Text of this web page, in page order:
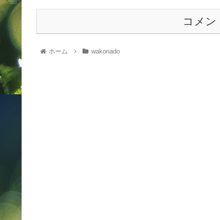
コメン
ホーム wakonado